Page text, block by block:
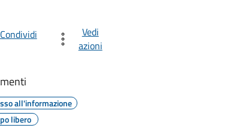
Condividi
Vedi
azioni
all'informazione
libero